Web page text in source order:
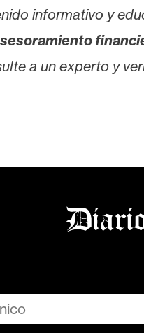
informativo y
a un experto y